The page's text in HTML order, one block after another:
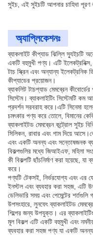
সুইচ, এই সুইচটি আপনার চাহিদা পূরণ
অ্যাপ্লিকেশনঃ
ব্যাকলাইট কীপ্যাড ঝিল্লি স্যুইচটি
একটি বহুমুখী পণ্য। এটি ইলেকট্রনিক্স,
টাচ স্ক্রিন এবং অন্যান্য
কীপ্যাডের প্রয়োজন।
ব্যাকলিট টাচপ্যাড মেমব্রেন
সিস্টেম। ব্যাকলাইটিং সিস্টেমটি
প্রদর্শন সরবরাহ করে।এটি সিনেমা
চমৎকার পণ্য করে তোলে, বিমানের
ব্যাকলাইটড মেমব্রেন কন্ট্রোল সুইচ
সিলিকন, রাবার এবং গাম দিয়ে
এবং একটি অনন্য এবং সন্তোষজনক
বিকল্পগুলির মধ্যে জিআইএফ, মহিলা
কী বিকল্পটি ছাঁচনির্মাণ করা হয়েছে,
করে।
পণ্যটি টেকসই, নির্ভরযোগ্য এবং এর
ইনস্টল এবং ব্যবহার করা সহজ, এটি
ডেলিভারি সময় এবং পেমেন্টের
উপসংহারে, লুনফেং ব্যাকলাইটড
শিল্পের জন্য উপযুক্ত। এর
মূল বিকল্প এটি একটি বহুমুখী এবং
ব্যবহার করা সহজ পণ্য যা একটি